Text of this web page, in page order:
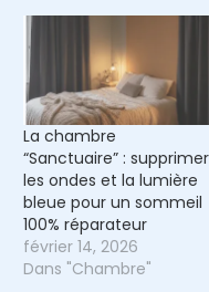
La chambre
“Sanctuaire” : supprimer
les ondes et la lumière
bleue pour un sommeil
100% réparateur
février 14, 2026
Dans "Chambre"